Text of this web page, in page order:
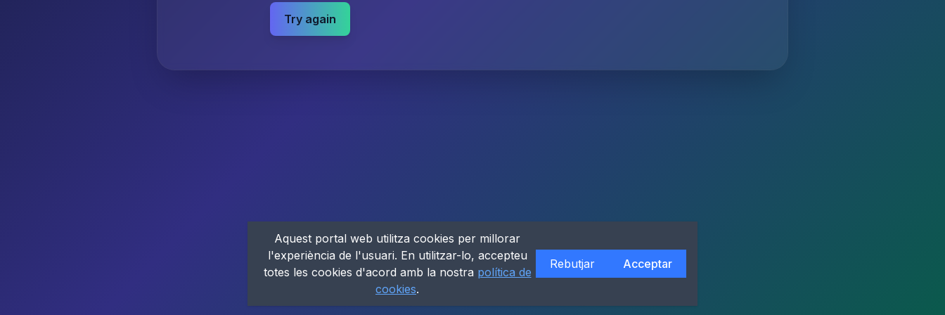
Try again
Aquest portal web utilitza cookies per millorar
l'experiència de l'usuari. En utilitzar-lo, accepteu
totes les cookies d'acord amb la nostra política de
cookies.
Rebutjar Acceptar